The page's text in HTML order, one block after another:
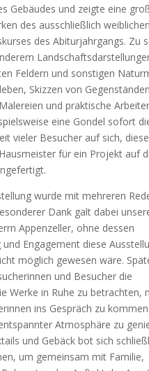
Gebäudes und zeigte eine
des ausschließlich weiblichen
des Abiturjahrgangs. Zu
Feldern und sonstigen
Skizzen von
und praktische
eine Gondel sofort
vieler Besucher auf sich,
für ein Projekt auf
wurde mit mehreren
Dank galt dabei
Appenzeller, ohne dessen
Engagement diese
möglich gewesen wäre.
und Besucher die
Werke in Ruhe zu betrachten,
ins Gespräch zu
Atmosphäre zu
und Gebäck bot sich
um gemeinsam mit Familie,